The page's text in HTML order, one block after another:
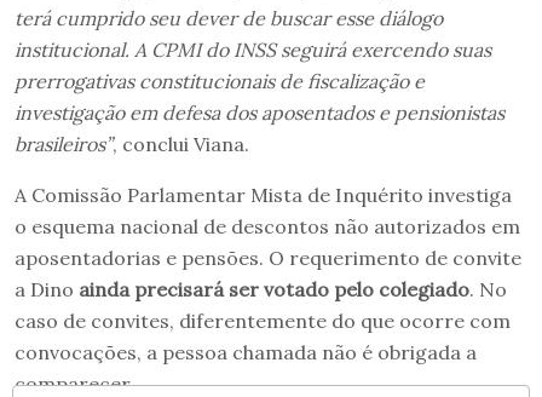
terá cumprido seu dever de buscar esse diálogo
institucional. A CPMI do INSS seguirá exercendo suas
prerrogativas constitucionais de fiscalização e
investigação em defesa dos aposentados e pensionistas
brasileiros”, conclui Viana.
A Comissão Parlamentar Mista de Inquérito investiga
o esquema nacional de descontos não autorizados em
aposentadorias e pensões. O requerimento de convite
a Dino ainda precisará ser votado pelo colegiado. No
caso de convites, diferentemente do que ocorre com
convocações, a pessoa chamada não é obrigada a
comparecer.